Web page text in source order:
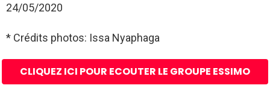
24/05/2020
* Crédits photos: Issa Nyaphaga
CLIQUEZ ICI POUR ECOUTER LE GROUPE ESSIMO